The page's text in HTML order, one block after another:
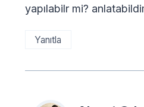
yapılabilr mi?
Yanıtla